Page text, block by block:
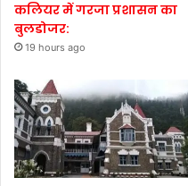
कलियर में गरजा प्रशासन का
बुलडोजर:
19 hours ago